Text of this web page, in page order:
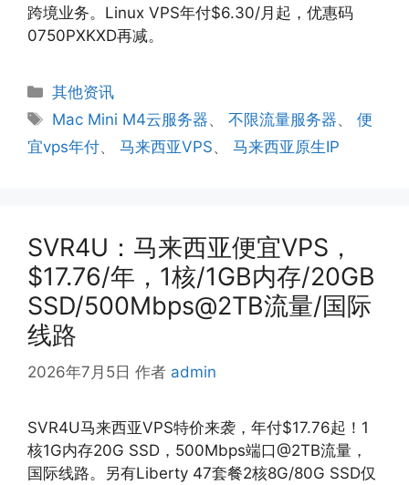
跨境业务。Linux VPS年付$6.30/月起，优惠码
0750PXKXD再减。
分
类
其他资讯
标
签
Mac Mini M4云服务器、不限流量服务器、便
宜vps年付、 马来西亚VPS、 马来西亚原生IP
SVR4U：马来西亚便宜VPS，
$17.76/年，1核/1GB内存/20GB
SSD/500Mbps@2TB流量/国际
线路
2026年7月5日 作者 admin
SVR4U马来西亚VPS特价来袭，年付$17.76起！1
核1G内存20G SSD，500Mbps端口@2TB流量，
国际线路。另有Liberty 47套餐2核8G/80G SSD仅